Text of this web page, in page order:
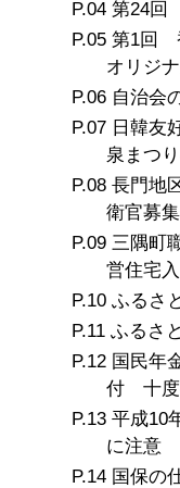
第24回
第1回
オリジ
自治会
日韓
泉まつ
長門地
衛官募集
三隅町
営住宅
ふるさ
ふるさ
国民年
付 十度
平成10
に注意
国保の